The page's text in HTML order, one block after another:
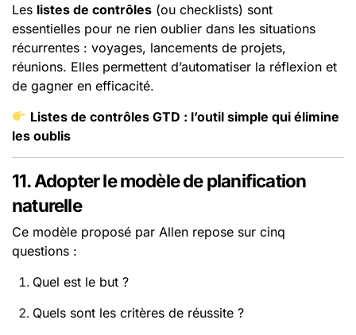
Les listes de contrôles (ou checklists) sont
essentielles pour ne rien oublier dans les situations
récurrentes : voyages, lancements de projets,
réunions. Elles permettent d’automatiser la réflexion et
de gagner en efficacité.
Listes de contrôles GTD : l’outil simple qui élimine
les oublis
11. Adopter le modèle de planification
naturelle
Ce modèle proposé par Allen repose sur cinq
questions :
Quel est le but ?
Quels sont les critères de réussite ?